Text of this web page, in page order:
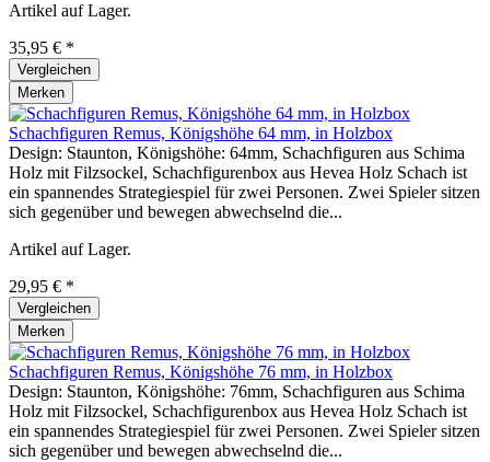
Artikel auf Lager.
35,95 € *
Vergleichen
Merken
Schachfiguren Remus, Königshöhe 64 mm, in Holzbox
Design: Staunton, Königshöhe: 64mm, Schachfiguren aus Schima
Holz mit Filzsockel, Schachfigurenbox aus Hevea Holz Schach ist
ein spannendes Strategiespiel für zwei Personen. Zwei Spieler sitzen
sich gegenüber und bewegen abwechselnd die...
Artikel auf Lager.
29,95 € *
Vergleichen
Merken
Schachfiguren Remus, Königshöhe 76 mm, in Holzbox
Design: Staunton, Königshöhe: 76mm, Schachfiguren aus Schima
Holz mit Filzsockel, Schachfigurenbox aus Hevea Holz Schach ist
ein spannendes Strategiespiel für zwei Personen. Zwei Spieler sitzen
sich gegenüber und bewegen abwechselnd die...